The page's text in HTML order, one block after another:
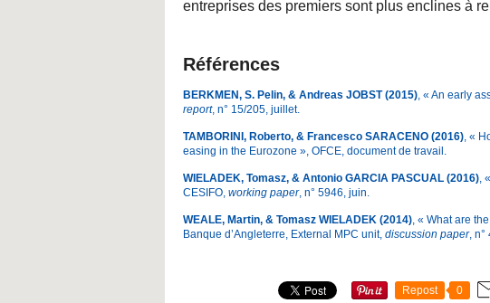
entreprises des premiers sont plus enclines à
Références
BERKMEN, S. Pelin, & Andreas JOBST (2015), « An early
report, n° 15/205, juillet.
TAMBORINI, Roberto, & Francesco SARACENO (2016), «
easing in the Eurozone », OFCE, document de travail.
WIELADEK, Tomasz, & Antonio GARCIA PASCUAL (2016),
CESIFO, working paper, n° 5946, juin.
WEALE, Martin, & Tomasz WIELADEK (2014), « What are
Banque d’Angleterre, External MPC unit, discussion paper, n°
Repost 0